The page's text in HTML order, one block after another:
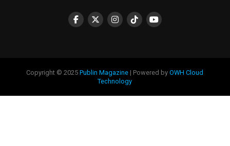
Copyright © 2025Publin Magazine | Powered byOWH Cloud
Technology